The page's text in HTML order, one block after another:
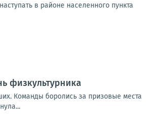
в районе населенного пункта
физкультурника
Команды боролись за призовые места